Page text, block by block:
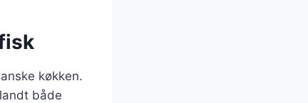
køkken.
både